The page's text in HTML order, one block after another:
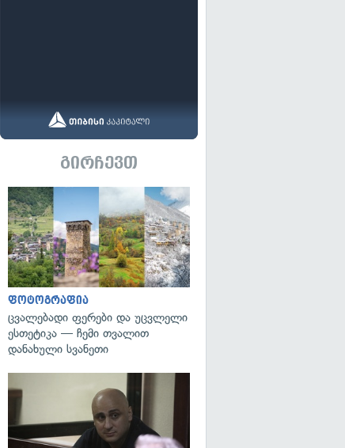
გირჩევთ
ფოტოგრაფია
ცვალებადი ფერები და უცვლელი
ესთეტიკა — ჩემი თვალით
დანახული სვანეთი